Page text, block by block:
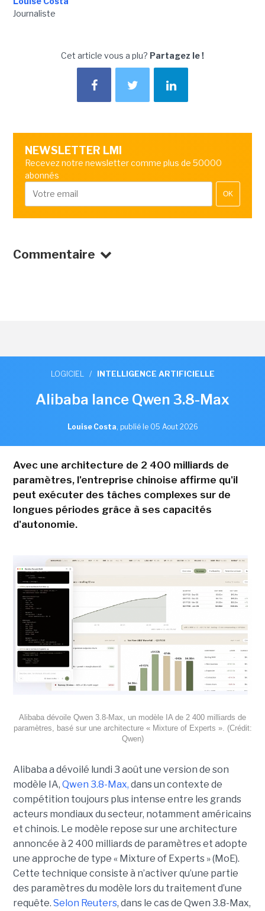
Journaliste
Cet article vous a plu? Partagez le !
NEWSLETTER LMI
Recevez notre newsletter comme plus de 50000
abonnés
OK
Commentaire
LOGICIEL / INTELLIGENCE ARTIFICIELLE
Alibaba lance Qwen 3.8-Max
Louise Costa, publié le 05 Aout 2026
Avec une architecture de 2 400 milliards de
paramètres, l'entreprise chinoise affirme qu'il
peut exécuter des tâches complexes sur de
longues périodes grâce à ses capacités
d'autonomie.
Alibaba dévoile Qwen 3.8-Max, un modèle IA de 2 400 milliards de
paramètres, basé sur une architecture « Mixture of Experts ». (Crédit:
Qwen)
Alibaba a dévoilé lundi 3 août une version de son
modèle IA, Qwen 3.8-Max, dans un contexte de
compétition toujours plus intense entre les grands
acteurs mondiaux du secteur, notamment américains
et chinois. Le modèle repose sur une architecture
annoncée à 2 400 milliards de paramètres et adopte
une approche de type « Mixture of Experts » (MoE).
Cette technique consiste à n’activer qu’une partie
des paramètres du modèle lors du traitement d’une
requête. Selon Reuters, dans le cas de Qwen 3.8-Max,